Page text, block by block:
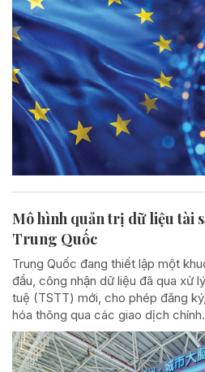
Mô hình quản trị dữ liệu tài
Trung Quốc
Trung Quốc đang thiết lập một
đầu, công nhận dữ liệu đã qua xử
tuệ (TSTT) mới, cho phép đăng
hóa thông qua các giao dịch